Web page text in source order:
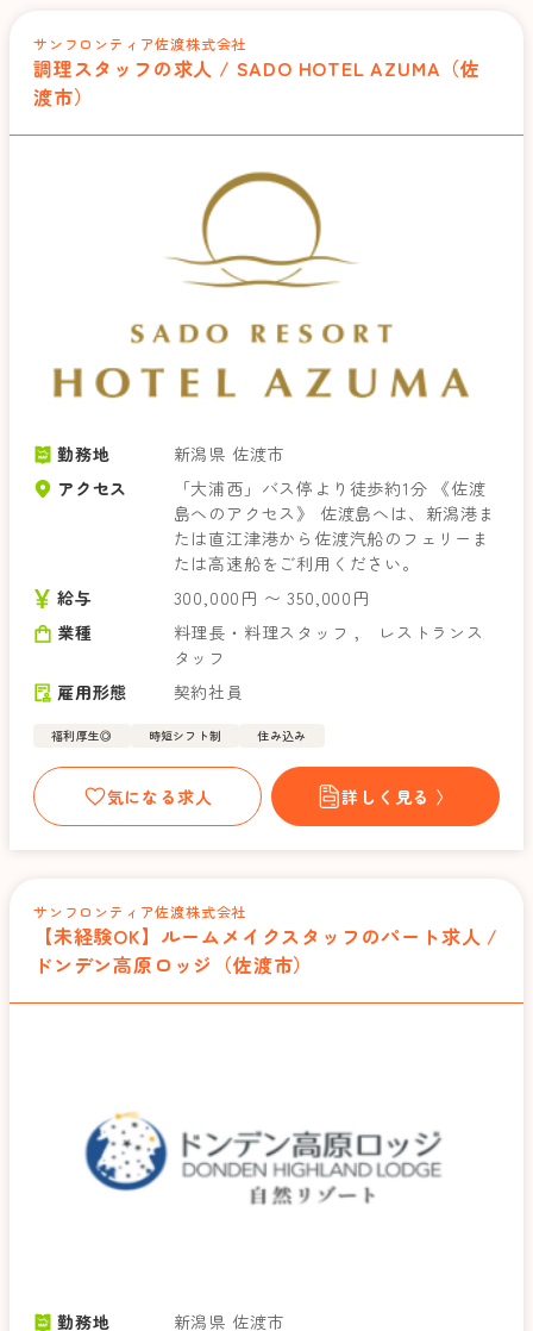
サンフロンティア佐渡株式会社
調理スタッフの求人 / SADO HOTEL AZUMA（佐
渡市）
勤務地
新潟県 佐渡市
アクセス
「大浦西」バス停より徒歩約1分 《佐渡
島へのアクセス》 佐渡島へは、新潟港ま
たは直江津港から佐渡汽船のフェリーま
たは高速船をご利用ください。
給与
300,000円 〜 350,000円
業種
料理長・料理スタッフ，
レストランス
タッフ
雇用形態
契約社員
福利厚生◎ 時短シフト制 住み込み
気になる求人 詳しく見る 〉
サンフロンティア佐渡株式会社
【未経験OK】ルームメイクスタッフのパート求人 /
ドンデン高原ロッジ（佐渡市）
勤務地 新潟県 佐渡市